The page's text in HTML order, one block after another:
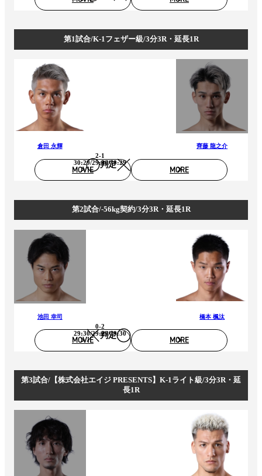
第1試合/K-1フェザー級/3分3R・延長1R
倉田 永輝
判定
2-1
30:29/29:30/30:29
齊藤 龍之介
MOVIE MORE
第2試合/-56kg契約/3分3R・延長1R
池田 幸司
判定
0-2
29:30/29:29/29:30
橋本 楓汰
MOVIE MORE
第3試合/【株式会社エイジ PRESENTS】K-1ライト級/3分3R・延
長1R